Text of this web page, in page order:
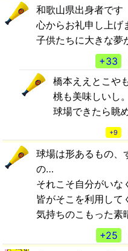
和歌山県出身者です
心からお礼申し上げ
子供たちに大きな夢
+33
橋本ええとこや
桃も美味しいし。
球場できたら眺
+9
球場は形あるもの、
の…
それこそ自分がいな
皆がそこを利用して
気持ちのこもった素
+25